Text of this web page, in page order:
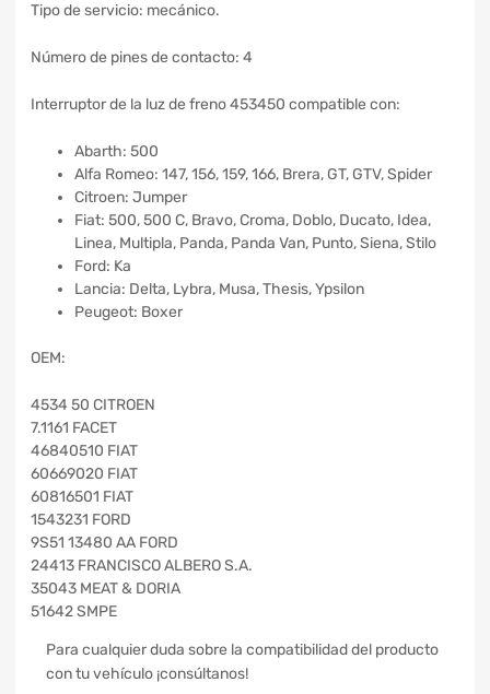
Tipo de servicio: mecánico.
Número de pines de contacto: 4
Interruptor de la luz de freno 453450 compatible con:
Abarth: 500
Alfa Romeo: 147, 156, 159, 166, Brera, GT, GTV, Spider
Citroen: Jumper
Fiat: 500, 500 C, Bravo, Croma, Doblo, Ducato, Idea,
Linea, Multipla, Panda, Panda Van, Punto, Siena, Stilo
Ford: Ka
Lancia: Delta, Lybra, Musa, Thesis, Ypsilon
Peugeot: Boxer
OEM:
4534 50 CITROEN
7.1161 FACET
46840510 FIAT
60669020 FIAT
60816501 FIAT
1543231 FORD
9S51 13480 AA FORD
24413 FRANCISCO ALBERO S.A.
35043 MEAT & DORIA
51642 SMPE
Para cualquier duda sobre la compatibilidad del producto
con tu vehículo ¡consúltanos!